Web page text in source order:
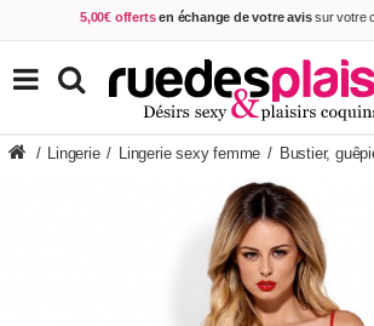
5,00€ offerts en échange de votre avissur votre
Achetez aujourd'hui. Décidez quand
Livraison en 48h
au prix de 2,90 € ! (Offerte dès
TOUS NOS PRODUITS
/ Lingerie / Lingerie sexy femme / Bustier,